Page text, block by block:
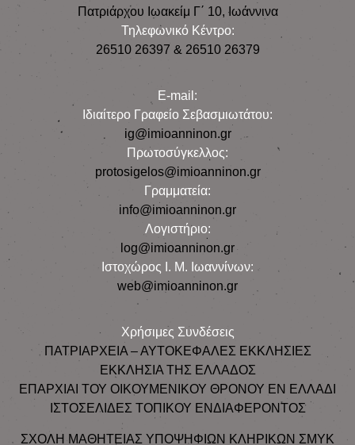
Πατριάρχου Ιωακείμ Γ΄ 10, Iωάννινα
Τηλεφωνικό Κέντρο:
26510 26397 & 26510 26379
E-mail:
Iδιαίτερο Γραφείο Σεβασμιωτάτου:
ig@imioanninon.gr
Πρωτοσύγκελλος:
protosigelos@imioanninon.gr
Γραμματεία:
info@imioanninon.gr
Λογιστήριο:
log@imioanninon.gr
Ιστοχώρος Ι. Μ. Ιωαννίνων:
web@imioanninon.gr
Χρήσιμες Συνδέσεις
ΠΑΤΡΙΑΡΧΕΙΑ – ΑΥΤΟΚΕΦΑΛΕΣ ΕΚΚΛΗΣΙΕΣ
ΕΚΚΛΗΣΙΑ ΤΗΣ ΕΛΛΑΔΟΣ
ΕΠΑΡΧΙΑΙ ΤΟΥ ΟΙΚΟΥΜΕΝΙΚΟΥ ΘΡΟΝΟΥ ΕΝ ΕΛΛΑΔΙ
ΙΣΤΟΣΕΛΙΔΕΣ ΤΟΠΙΚΟΥ ΕΝΔΙΑΦΕΡΟΝΤΟΣ
ΣΧΟΛΗ ΜΑΘΗΤΕΙΑΣ ΥΠΟΨΗΦΙΩΝ ΚΛΗΡΙΚΩΝ ΣΜΥΚ